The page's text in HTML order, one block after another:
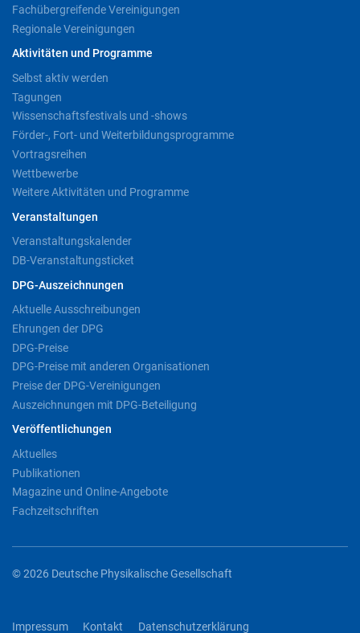
Fachübergreifende Vereinigungen
Regionale Vereinigungen
Aktivitäten und Programme
Selbst aktiv werden
Tagungen
Wissenschaftsfestivals und -shows
Förder-, Fort- und Weiterbildungsprogramme
Vortragsreihen
Wettbewerbe
Weitere Aktivitäten und Programme
Veranstaltungen
Veranstaltungskalender
DB-Veranstaltungsticket
DPG-Auszeichnungen
Aktuelle Ausschreibungen
Ehrungen der DPG
DPG-Preise
DPG-Preise mit anderen Organisationen
Preise der DPG-Vereinigungen
Auszeichnungen mit DPG-Beteiligung
Veröffentlichungen
Aktuelles
Publikationen
Magazine und Online-Angebote
Fachzeitschriften
© 2026 Deutsche Physikalische Gesellschaft
Impressum Kontakt Datenschutzerklärung